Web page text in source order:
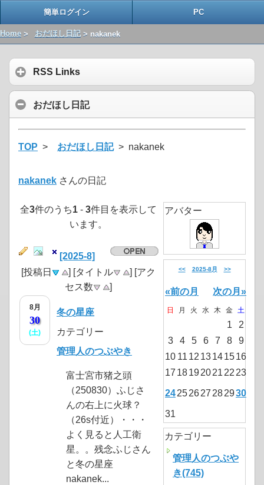
簡単ログイン PC
Home > おだほし日記> nakanek
RSS Links
おだほし日記
TOP > おだほし日記> nakanek
nakanek さんの日記
全3件のうち1 - 3件目を表示して
います。
[2025-8]
[投稿日
] [タイトル
] [アク
セス数
]
8月
30
(土)
冬の星座
カテゴリー
管理人のつぶやき
富士宮市猪之頭
（250830）ふじさ
んの右上に火球？
（26s付近）・・・
よく見ると人工衛
星。。残念ふじさん
と冬の星座
nakanek...
アバター
<< 2025-8月 >>
«前の月 次の月»
日 月 火 水 木 金 土
1
2
3
4 5 6 7 8
9
10 11 12 13141516
17 18192021 22 23
24252627 282930
31
カテゴリー
管理人のつぶや
き(745)